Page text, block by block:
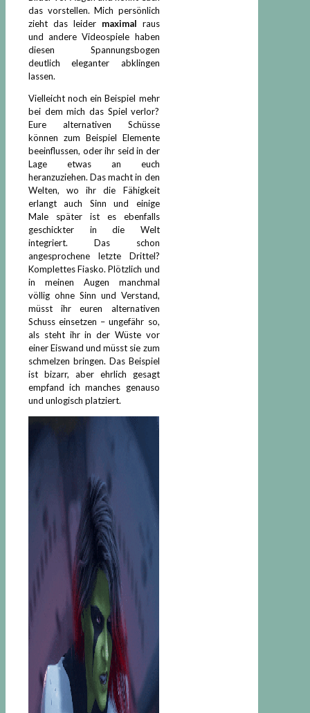
das vorstellen. Mich persönlich
zieht das leider maximal raus
und andere Videospiele haben
diesen Spannungsbogen
deutlich eleganter abklingen
lassen.
Vielleicht noch ein Beispiel mehr
bei dem mich das Spiel verlor?
Eure alternativen Schüsse
können zum Beispiel Elemente
beeinflussen, oder ihr seid in der
Lage etwas an euch
heranzuziehen. Das macht in den
Welten, wo ihr die Fähigkeit
erlangt auch Sinn und einige
Male später ist es ebenfalls
geschickter in die Welt
integriert. Das schon
angesprochene letzte Drittel?
Komplettes Fiasko. Plötzlich und
in meinen Augen manchmal
völlig ohne Sinn und Verstand,
müsst ihr euren alternativen
Schuss einsetzen – ungefähr so,
als steht ihr in der Wüste vor
einer Eiswand und müsst sie zum
schmelzen bringen. Das Beispiel
ist bizarr, aber ehrlich gesagt
empfand ich manches genauso
und unlogisch platziert.